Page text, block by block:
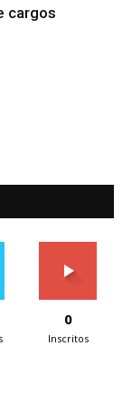
cargos
0
Inscritos